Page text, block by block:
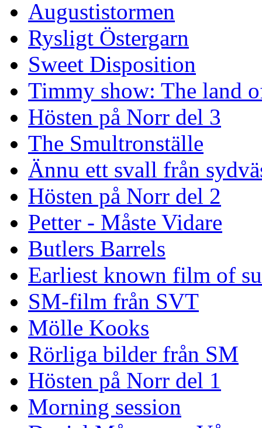
Augustistormen
Rysligt Östergarn
Sweet Disposition
Timmy show: The land
Hösten på Norr del 3
The Smultronställe
Ännu ett svall från
Hösten på Norr del 2
Petter - Måste Vidare
Butlers Barrels
Earliest known film of
SM-film från SVT
Mölle Kooks
Rörliga bilder från SM
Hösten på Norr del 1
Morning session